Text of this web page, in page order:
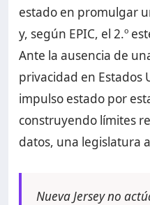
estado en promulgar
y, según EPIC, el 2.º
Ante la ausencia de
privacidad en Estados
impulso estado por
construyendo límites
datos, una legislatura
Nueva Jersey no